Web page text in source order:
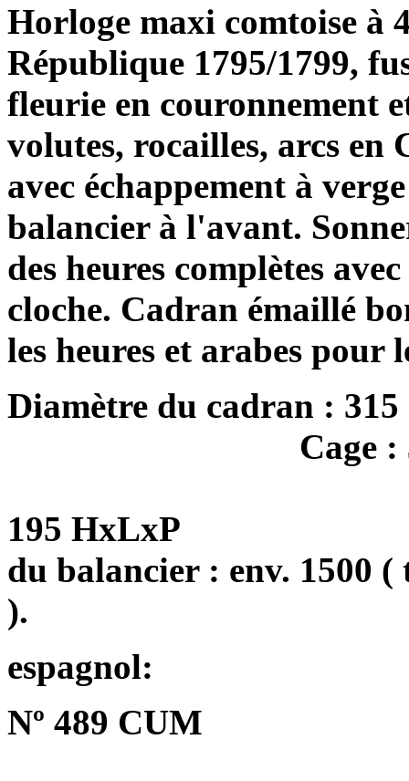
Horloge maxi comtoise à
République 1795/1799,
fleurie en couronnement
volutes, rocailles, arcs en
avec échappement à
balancier à l'avant.
des heures complètes
cloche. Cadran émaillé
les heures et arabes pour
Diamètre du cadran : 315
Cage
195 HxLxP
du balancier : env. 1500 (
).
espagnol:
Nº 489 CUM